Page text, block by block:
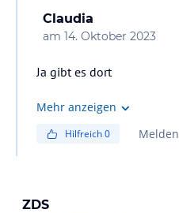
Claudia
am 14. Oktober 2023
Ja gibt es dort
Mehr anzeigen
Hilfreich0 Melden
ZDS